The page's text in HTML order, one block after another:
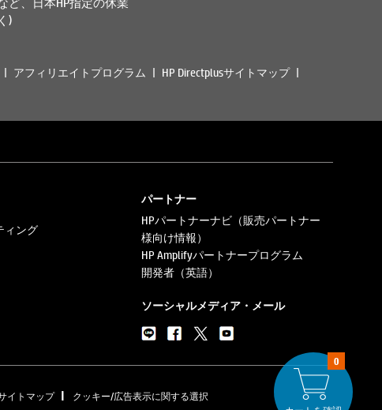
0
)
アフィリエイトプログラム
HP Directplusサイトマップ
ィング
パートナー
HPパートナーナビ（販売パートナー
様向け情報）
HP Amplifyパートナープログラム
開発者（英語）
ソーシャルメディア・メール
イトマップ |
クッキー/広告表示に関する選択